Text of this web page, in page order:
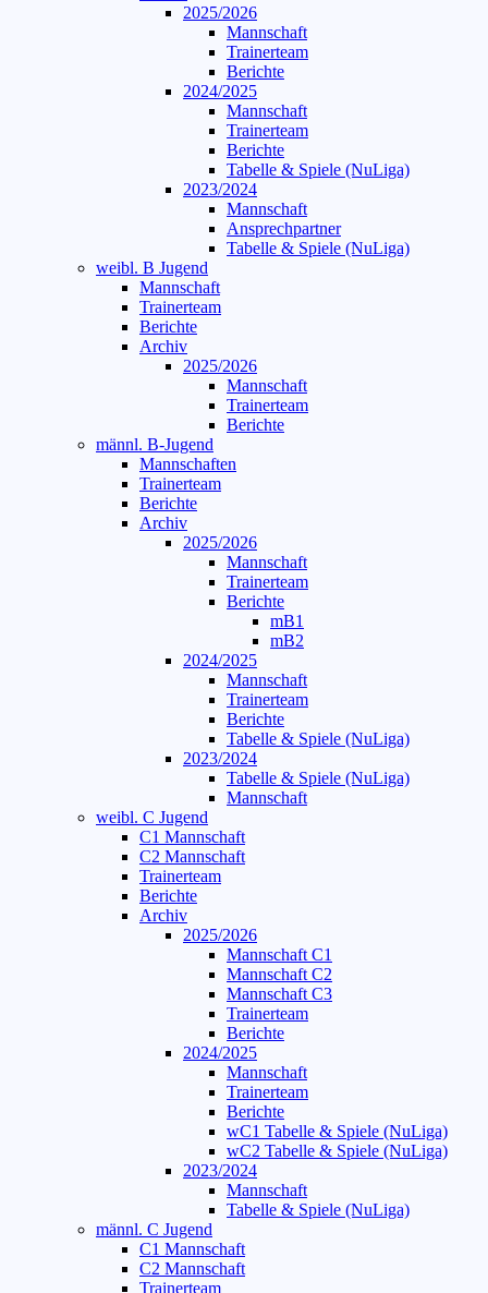
2025/2026
Mannschaft
Trainerteam
Berichte
2024/2025
Mannschaft
Trainerteam
Berichte
Tabelle & Spiele (NuLiga)
2023/2024
Mannschaft
Ansprechpartner
Tabelle & Spiele (NuLiga)
weibl. B Jugend
Mannschaft
Trainerteam
Berichte
Archiv
2025/2026
Mannschaft
Trainerteam
Berichte
männl. B-Jugend
Mannschaften
Trainerteam
Berichte
Archiv
2025/2026
Mannschaft
Trainerteam
Berichte
mB1
mB2
2024/2025
Mannschaft
Trainerteam
Berichte
Tabelle & Spiele (NuLiga)
2023/2024
Tabelle & Spiele (NuLiga)
Mannschaft
weibl. C Jugend
C1 Mannschaft
C2 Mannschaft
Trainerteam
Berichte
Archiv
2025/2026
Mannschaft C1
Mannschaft C2
Mannschaft C3
Trainerteam
Berichte
2024/2025
Mannschaft
Trainerteam
Berichte
wC1 Tabelle & Spiele (NuLiga)
wC2 Tabelle & Spiele (NuLiga)
2023/2024
Mannschaft
Tabelle & Spiele (NuLiga)
männl. C Jugend
C1 Mannschaft
C2 Mannschaft
Trainerteam